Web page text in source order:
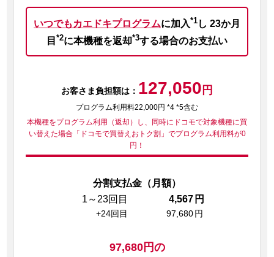
いつでもカエドキプログラムに加入*1 し 23か月
目 *2に本機種を返却*3する場合のお支払い
お客さま負担額は： 127,050 円
プログラム利用料22,000円 *4 *5含む
本機種をプログラム利用（返却）し、同時にドコモで対象機種に買
い替えた場合「ドコモで買替えおトク割」でプログラム利用料が0
円！
分割支払金（月額）
1～23回目
4,567 円
+24回目 97,680 円
97,680円の